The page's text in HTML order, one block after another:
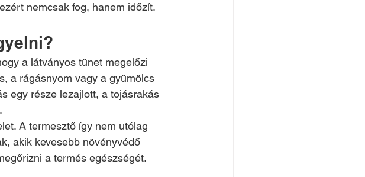
nemcsak fog, hanem időzít.
a látványos tünet megelőzi
a rágásnyom vagy a gyümölcs
egy része lezajlott, a tojásrakás
A termesztő így nem utólag
akik kevesebb növényvédő
a termés egészségét.